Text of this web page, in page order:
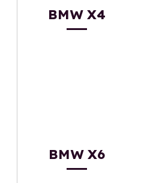
BMW X4
BMW X6